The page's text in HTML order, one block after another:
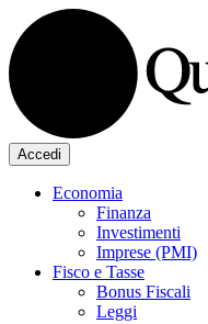
Accedi
Economia
Finanza
Investimenti
Imprese (PMI)
Fisco e Tasse
Bonus Fiscali
Leggi